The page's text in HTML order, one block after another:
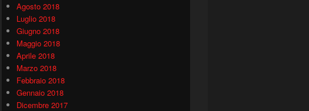
Agosto 2018
Luglio 2018
Giugno 2018
Maggio 2018
Aprile 2018
Marzo 2018
Febbraio 2018
Gennaio 2018
Dicembre 2017